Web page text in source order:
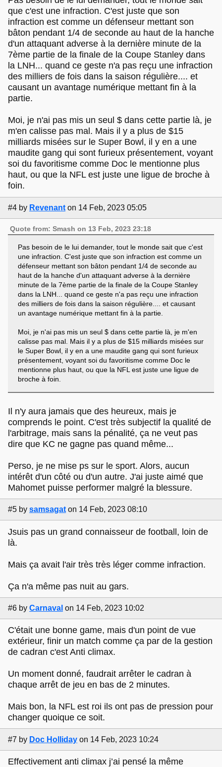
que c'est une infraction. C'est juste que son
infraction est comme un défenseur mettant son
bâton pendant 1/4 de seconde au haut de la hanche
d'un attaquant adverse à la dernière minute de la
7ème partie de la finale de la Coupe Stanley dans
la LNH... quand ce geste n'a pas reçu une infraction
des milliers de fois dans la saison régulière.... et
causant un avantage numérique mettant fin à la
partie.
Moi, je n'ai pas mis un seul $ dans cette partie là, je
m'en calisse pas mal. Mais il y a plus de $15
milliards misées sur le Super Bowl, il y en a une
maudite gang qui sont furieux présentement, voyant
soi du favoritisme comme Doc le mentionne plus
haut, ou que la NFL est juste une ligue de broche à
foin.
#4 by Revenant on 14 Feb, 2023 05:05
Quote from: Smash on 13 Feb, 2023 23:18
Pas besoin de le lui demander, tout le monde sait que c'est
une infraction. C'est juste que son infraction est comme un
défenseur mettant son bâton pendant 1/4 de seconde au
haut de la hanche d'un attaquant adverse à la dernière
minute de la 7ème partie de la finale de la Coupe Stanley
dans la LNH... quand ce geste n'a pas reçu une infraction
des milliers de fois dans la saison régulière.... et causant
un avantage numérique mettant fin à la partie.
Moi, je n'ai pas mis un seul $ dans cette partie là, je m'en
calisse pas mal. Mais il y a plus de $15 milliards misées sur
le Super Bowl, il y en a une maudite gang qui sont furieux
présentement, voyant soi du favoritisme comme Doc le
mentionne plus haut, ou que la NFL est juste une ligue de
broche à foin.
Il n'y aura jamais que des heureux, mais je
comprends le point. C'est très subjectif la qualité de
l'arbitrage, mais sans la pénalité, ça ne veut pas
dire que KC ne gagne pas quand même...
Perso, je ne mise ps sur le sport. Alors, aucun
intérêt d'un côté ou d'un autre. J'ai juste aimé que
Mahomet puisse performer malgré la blessure.
#5 by samsagat on 14 Feb, 2023 08:10
Jsuis pas un grand connaisseur de football, loin de
là.
Mais ça avait l'air très très léger comme infraction.
Ça n'a même pas nuit au gars.
#6 by Carnaval on 14 Feb, 2023 10:02
C'était une bonne game, mais d'un point de vue
extérieur, finir un match comme ça par de la gestion
de cadran c'est Anti climax.
Un moment donné, faudrait arrêter le cadran à
chaque arrêt de jeu en bas de 2 minutes.
Mais bon, la NFL est roi ils ont pas de pression pour
changer quoique ce soit.
#7 by Doc Holliday on 14 Feb, 2023 10:24
Effectivement anti climax j’ai pensé la même